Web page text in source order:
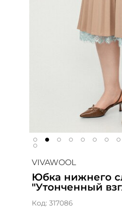
VIVAWOOL
Юбка нижнего
"Утонченный
Код: 317086